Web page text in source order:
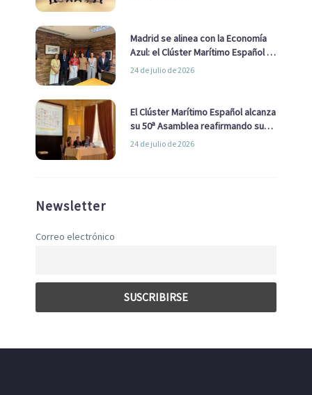
Madrid se alinea con la Economía
Azul: el Clúster Marítimo Español y
la Real Liga Naval avanzan alianzas
24 de julio de 2026
El Clúster Marítimo Español alcanza
su 50ª Asamblea reafirmando su
liderazgo en la Economía Azul
24 de julio de 2026
Newsletter
Correo electrónico